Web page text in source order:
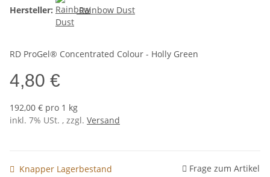
Hersteller:
Rainbow Dust
RD ProGel® Concentrated Colour - Holly Green
4,80 €
192,00 € pro 1 kg
inkl. 7% USt. , zzgl. Versand
Knapper Lagerbestand Frage zum Artikel